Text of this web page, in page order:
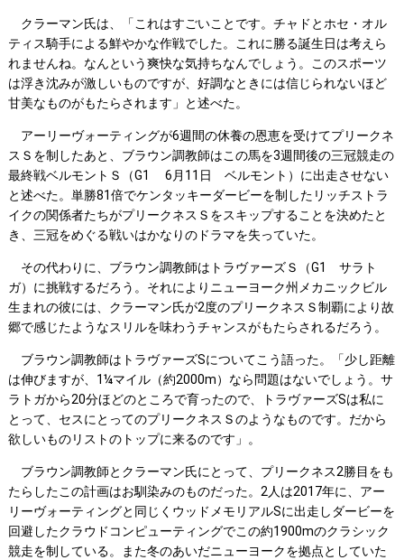
クラーマン氏は、「これはすごいことです。チャドとホセ・オル
ティス騎手による鮮やかな作戦でした。これに勝る誕生日は考えら
れませんね。なんという爽快な気持ちなんでしょう。このスポーツ
は浮き沈みが激しいものですが、好調なときには信じられないほど
甘美なものがもたらされます」と述べた。
アーリーヴォーティングが6週間の休養の恩恵を受けてプリークネ
スＳを制したあと、ブラウン調教師はこの馬を3週間後の三冠競走の
最終戦ベルモントＳ（G1 6月11日 ベルモント）に出走させない
と述べた。単勝81倍でケンタッキーダービーを制したリッチストラ
イクの関係者たちがプリークネスＳをスキップすることを決めたと
き、三冠をめぐる戦いはかなりのドラマを失っていた。
その代わりに、ブラウン調教師はトラヴァーズＳ（G1 サラト
ガ）に挑戦するだろう。それによりニューヨーク州メカニックビル
生まれの彼には、クラーマン氏が2度のプリークネスＳ制覇により故
郷で感じたようなスリルを味わうチャンスがもたらされるだろう。
ブラウン調教師はトラヴァーズSについてこう語った。「少し距離
は伸びますが、1¼マイル（約2000m）なら問題はないでしょう。サ
ラトガから20分ほどのところで育ったので、トラヴァーズSは私に
とって、セスにとってのプリークネスＳのようなものです。だから
欲しいものリストのトップに来るのです」。
ブラウン調教師とクラーマン氏にとって、プリークネス2勝目をも
たらしたこの計画はお馴染みのものだった。2人は2017年に、アー
リーヴォーティングと同じくウッドメモリアルSに出走しダービーを
回避したクラウドコンピューティングでこの約1900mのクラシック
競走を制している。また冬のあいだニューヨークを拠点としていた